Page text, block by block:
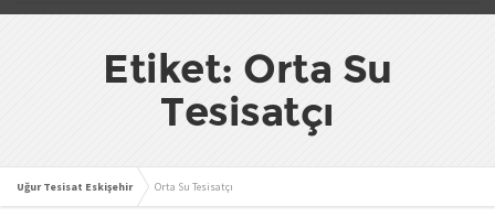
Etiket: Orta Su
Tesisatçı
Uğur Tesisat Eskişehir Orta Su Tesisatçı